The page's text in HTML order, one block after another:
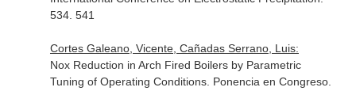
534. 541
Cortes Galeano, Vicente, Cañadas Serrano, Luis:
Nox Reduction in Arch Fired Boilers by Parametric
Tuning of Operating Conditions. Ponencia en Congreso.